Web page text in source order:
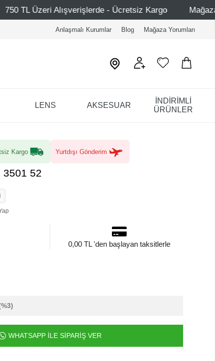
- Ücretsiz Kargo Mağazalarımız – Bağdat
Anlaşmalı Kurumlar Blog Mağaza Yorumları
LENS AKSESUAR
İNDİRİMLİ
ÜRÜNLER
Kargo Yurtdışı Gönderim
3501 52
0,00 TL 'den başlayan taksitlerle
WHATSAPP İLE SİPARİŞ VER